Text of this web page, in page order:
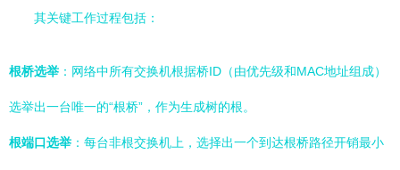
其关键工作过程包括：
根桥选举 ：网络中所有交换机根据桥ID（由优先级和MAC地址组成）
选举出一台唯一的“根桥”，作为生成树的根。
根端口选举 ：每台非根交换机上，选择出一个到达根桥路径开销最小